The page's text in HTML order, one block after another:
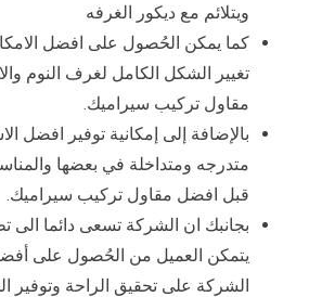
ويتلائم مع ديكور الغرفه
كما يمكن الحُصول على افضل
تغيير الشكل الكامل لغرف النوم
مقاول تركيب سيراميك.
بالإضافة إلى إمكانية توفير افضل
متدرجه ومتداخلة في بعضها
قبل افضل مقاول تركيب سيراميك.
بجانبك ان الشركة تسعى دائما الى
يتمكن العميل من الحُصول على
الشركة على تحقيق الراحة وتوفير